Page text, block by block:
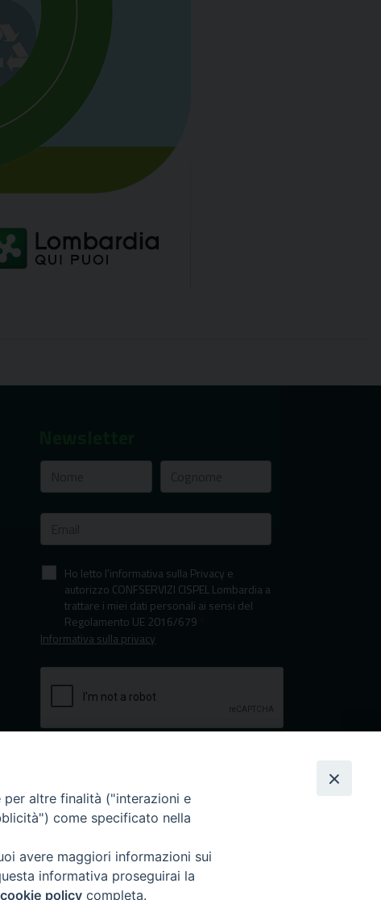
Ho letto l'informativa sulla Privacy e
autorizzo CONFSERVIZI CISPEL Lombardia a
trattare i miei dati personali ai sensi del
Regolamento UE 2016/679 *
Informativa sulla privacy
I nostri canali social
altre finalità ("interazioni e
come specificato nella
avere maggiori informazioni sui
informativa proseguirai la
cookie policy completa.